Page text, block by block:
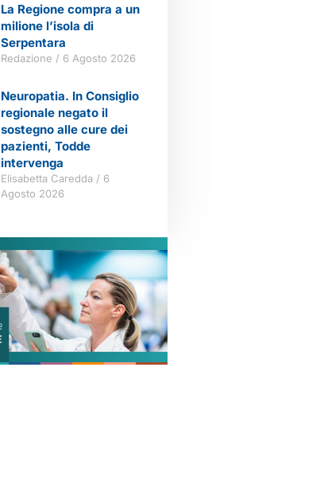
La Regione compra a un
milione l’isola di
Serpentara
Redazione 6 Agosto 2026
Neuropatia. In Consiglio
regionale negato il
sostegno alle cure dei
pazienti, Todde
intervenga
Elisabetta Caredda
6
Agosto 2026